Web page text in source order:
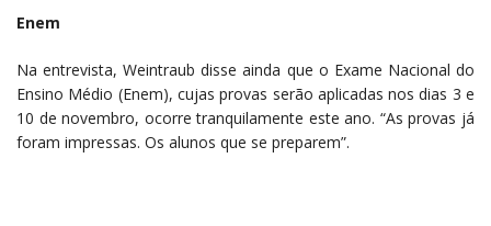
Enem
Na entrevista, Weintraub disse ainda que o Exame Nacional do
Ensino Médio (Enem), cujas provas serão aplicadas nos dias 3 e
10 de novembro, ocorre tranquilamente este ano. “As provas já
foram impressas. Os alunos que se preparem”.